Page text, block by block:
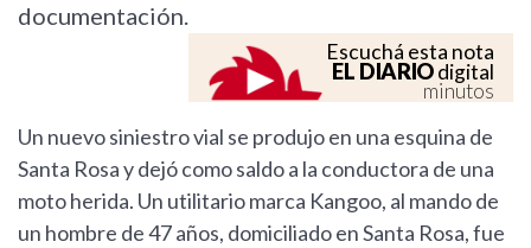
documentación.
Escuchá esta nota
EL DIARIOdigital
minutos
Un nuevo siniestro vial se produjo en una esquina de
Santa Rosa y dejó como saldo a la conductora de una
moto herida. Un utilitario marca Kangoo, al mando de
un hombre de 47 años, domiciliado en Santa Rosa, fue